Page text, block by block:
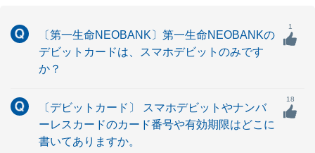
〔第一生命NEOBANK〕第一生命NEOBANKの
デビットカードは、スマホデビットのみです
か？
1
〔デビットカード〕 スマホデビットやナンバ
ーレスカードのカード番号や有効期限はどこに
書いてありますか。
18